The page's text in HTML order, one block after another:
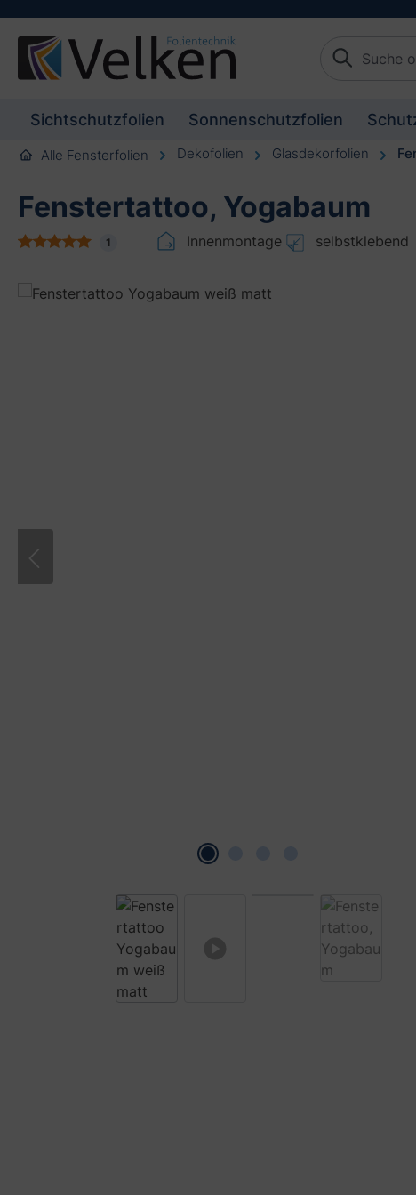
springen Zur Beschreibung springen
Sichtschutzfolien Sonnenschutzfolien
Alle Fensterfolien Dekofolien Glasdekorfolien
Bildergalerie überspringen
Fenstertattoo, Yogabaum
1 Innenmontage selbstklebend